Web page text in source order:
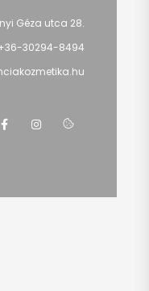
Géza utca 28.
30294-8494